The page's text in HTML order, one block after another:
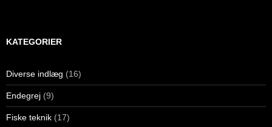
KATEGORIER
Diverse indlæg (16)
Endegrej (9)
Fiske teknik (17)